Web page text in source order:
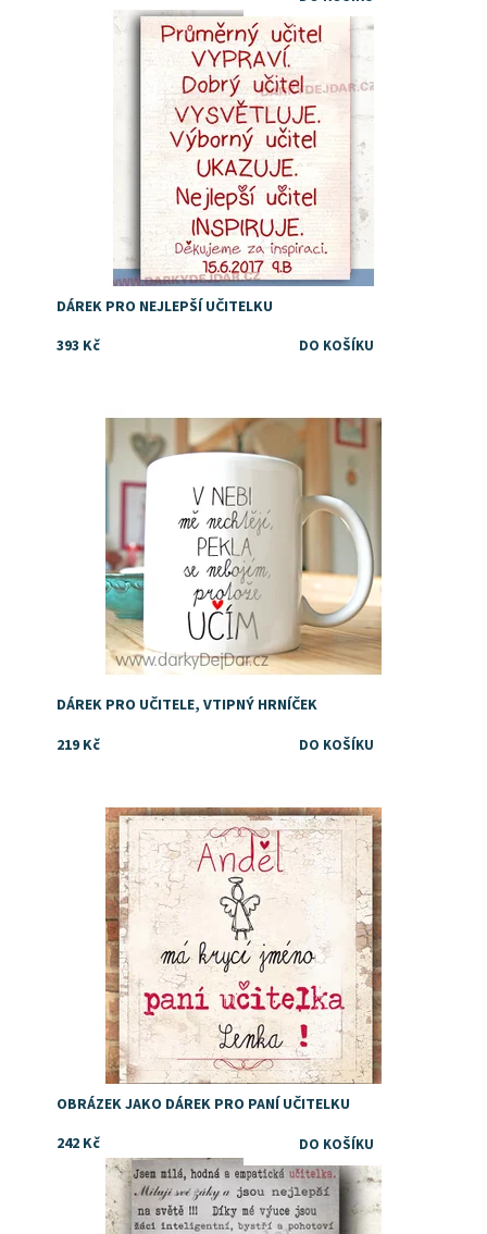
Dostupnost:
Skladem
DÁREK PRO NEJLEPŠÍ UČITELKU
393 Kč
Dostupnost: Skladem
DÁREK PRO UČITELE, VTIPNÝ HRNÍČEK
219 Kč
Nápad a dárek pro paní učitelku nebo paní vychovatelku
Dostupnost:
Skladem
OBRÁZEK JAKO DÁREK PRO PANÍ UČITELKU
242 Kč
Dostupnost:
Skladem